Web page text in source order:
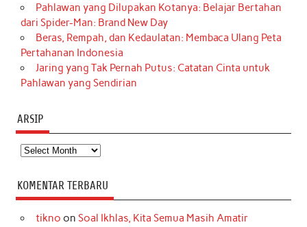
Pahlawan yang Dilupakan Kotanya: Belajar Bertahan
dari Spider-Man: Brand New Day
Beras, Rempah, dan Kedaulatan: Membaca Ulang Peta
Pertahanan Indonesia
Jaring yang Tak Pernah Putus: Catatan Cinta untuk
Pahlawan yang Sendirian
ARSIP
Arsip
KOMENTAR TERBARU
tikno on Soal Ikhlas, Kita Semua Masih Amatir